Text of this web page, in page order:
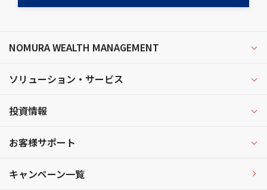
NOMURA WEALTH MANAGEMENT
ソリューション・サービス
投資情報
お客様サポート
キャンペーン一覧